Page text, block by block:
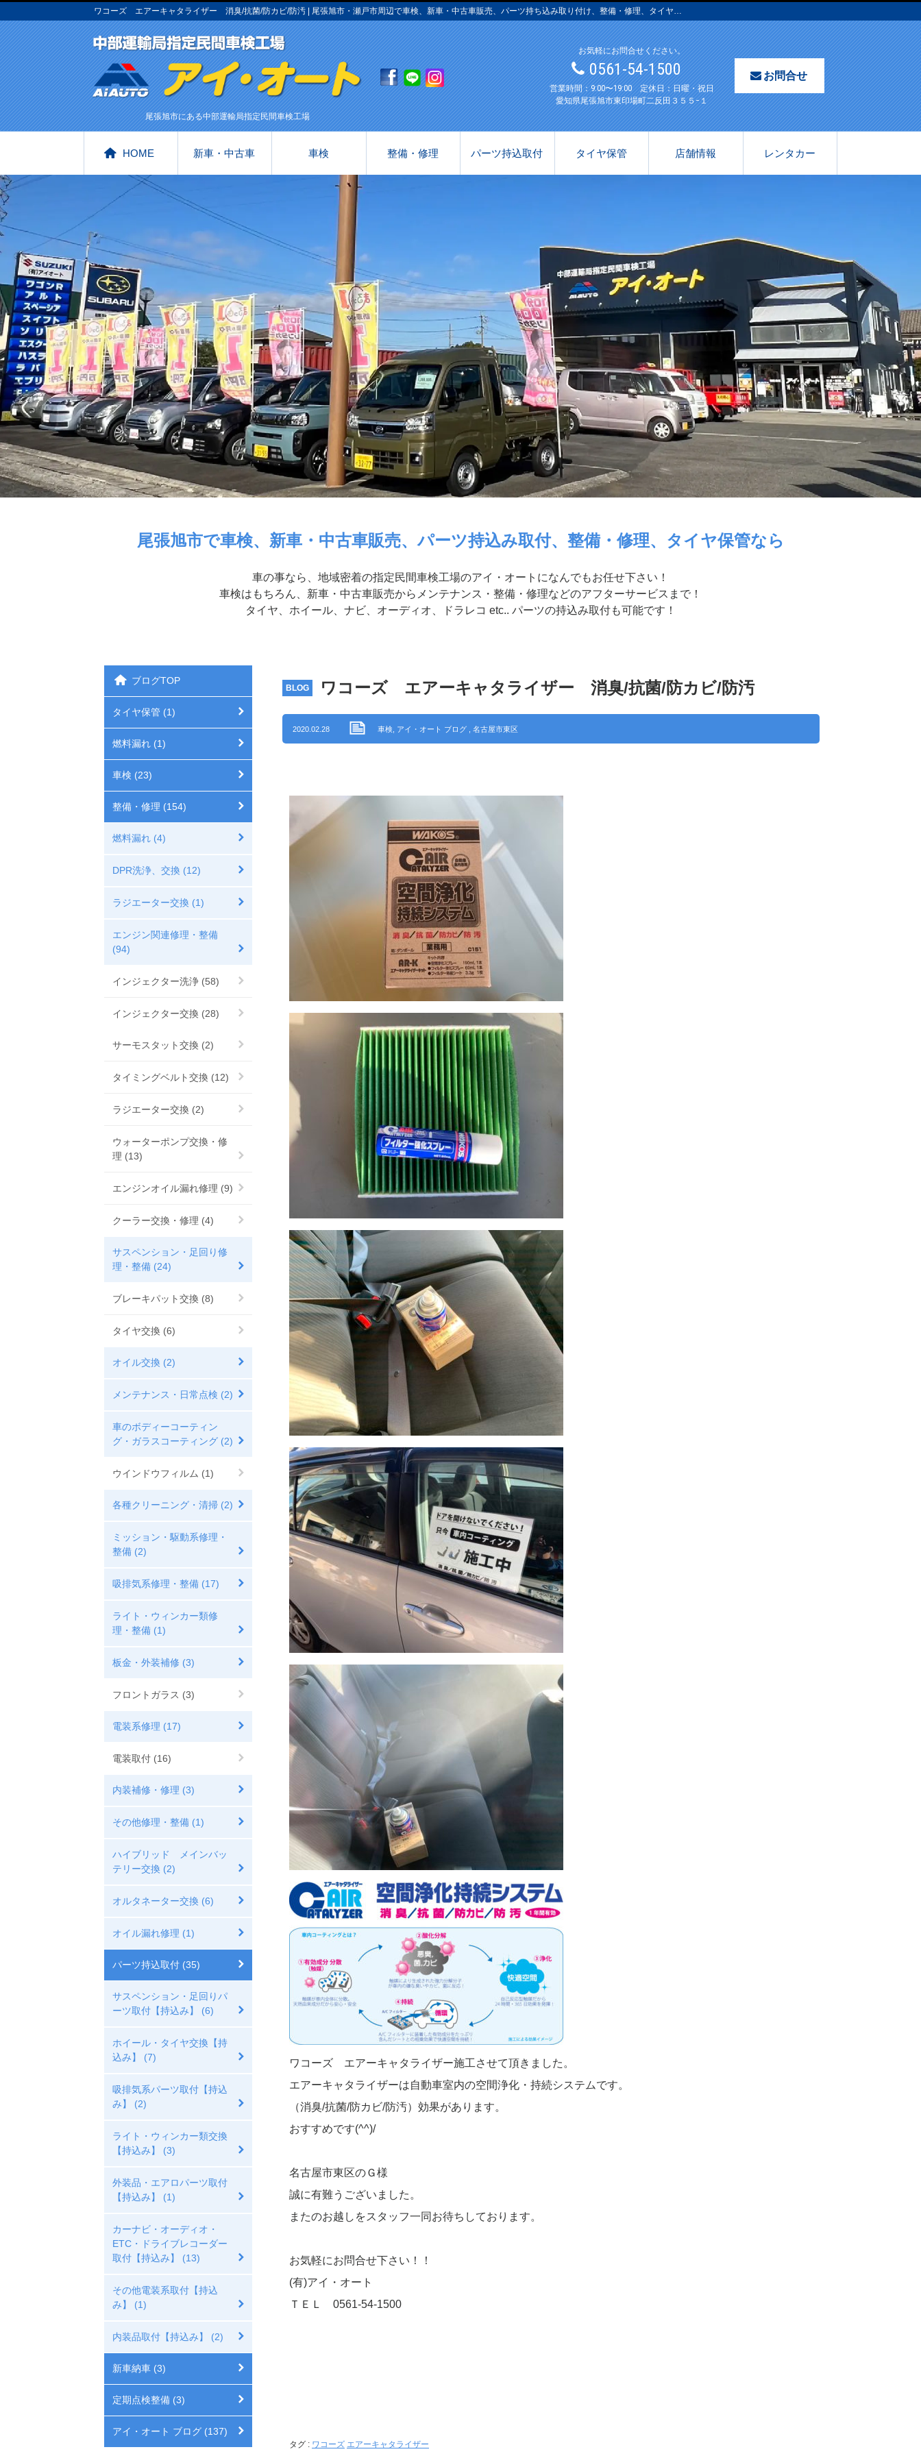
ワコーズ エアーキャタライザー 消臭/抗菌/防カビ/防汚 | 尾張旭市・瀬戸市周辺で車検、新車・中古車販売、パーツ持ち込み取り付け、整備・修理、タイヤ…
尾張旭市にある中部運輸局指定民間車検工場
お気軽にお問合せください。
0561-54-1500
営業時間：9:00〜19:00 定休日：日曜・祝日
愛知県尾張旭市東印場町二反田３５５−１
お問合せ
HOME 新車・中古車 車検 整備・修理 パーツ持込取付 タイヤ保管 店舗情報 レンタカー
尾張旭市で車検、新車・中古車販売、パーツ持込み取付、整備・修理、タイヤ保管なら
車の事なら、地域密着の指定民間車検工場のアイ・オートになんでもお任せ下さい！
車検はもちろん、新車・中古車販売からメンテナンス・整備・修理などのアフターサービスまで！
タイヤ、ホイール、ナビ、オーディオ、ドラレコ etc.. パーツの持込み取付も可能です！
ワコーズ エアーキャタライザー 消臭/抗菌/防カビ/防汚
BLOG
2020.02.28 車検 アイ・オート ブログ 名古屋市東区
ワコーズ エアーキャタライザー施工させて頂きました。
エアーキャタライザーは自動車室内の空間浄化・持続システムです。
（消臭/抗菌/防カビ/防汚）効果があります。
おすすめです(^^)/
名古屋市東区のＧ様
誠に有難うございました。
またのお越しをスタッフ一同お待ちしております。
お気軽にお問合せ下さい！！
(有)アイ・オート
ＴＥＬ 0561-54-1500
タグ : ワコーズ エアーキャタライザー
ブログTOP
タイヤ保管 (1)
燃料漏れ (1)
車検 (23)
整備・修理 (154)
燃料漏れ (4)
DPR洗浄、交換 (12)
ラジエーター交換 (1)
エンジン関連修理・整備
(94)
インジェクター洗浄 (58)
インジェクター交換 (28)
サーモスタット交換 (2)
タイミングベルト交換 (12)
ラジエーター交換 (2)
ウォーターポンプ交換・修
理 (13)
エンジンオイル漏れ修理 (9)
クーラー交換・修理 (4)
サスペンション・足回り修
理・整備 (24)
ブレーキパット交換 (8)
タイヤ交換 (6)
オイル交換 (2)
メンテナンス・日常点検 (2)
車のボディーコーティン
グ・ガラスコーティング (2)
ウインドウフィルム (1)
各種クリーニング・清掃 (2)
ミッション・駆動系修理・
整備 (2)
吸排気系修理・整備 (17)
ライト・ウィンカー類修
理・整備 (1)
板金・外装補修 (3)
フロントガラス (3)
電装系修理 (17)
電装取付 (16)
内装補修・修理 (3)
その他修理・整備 (1)
ハイブリッド メインバッ
テリー交換 (2)
オルタネーター交換 (6)
オイル漏れ修理 (1)
パーツ持込取付 (35)
サスペンション・足回りパ
ーツ取付【持込み】 (6)
ホイール・タイヤ交換【持
込み】 (7)
吸排気系パーツ取付【持込
み】 (2)
ライト・ウィンカー類交換
【持込み】 (3)
外装品・エアロパーツ取付
【持込み】 (1)
カーナビ・オーディオ・
ETC・ドライブレコーダー
取付【持込み】 (13)
その他電装系取付【持込
み】 (1)
内装品取付【持込み】 (2)
新車納車 (3)
定期点検整備 (3)
アイ・オート ブログ (137)